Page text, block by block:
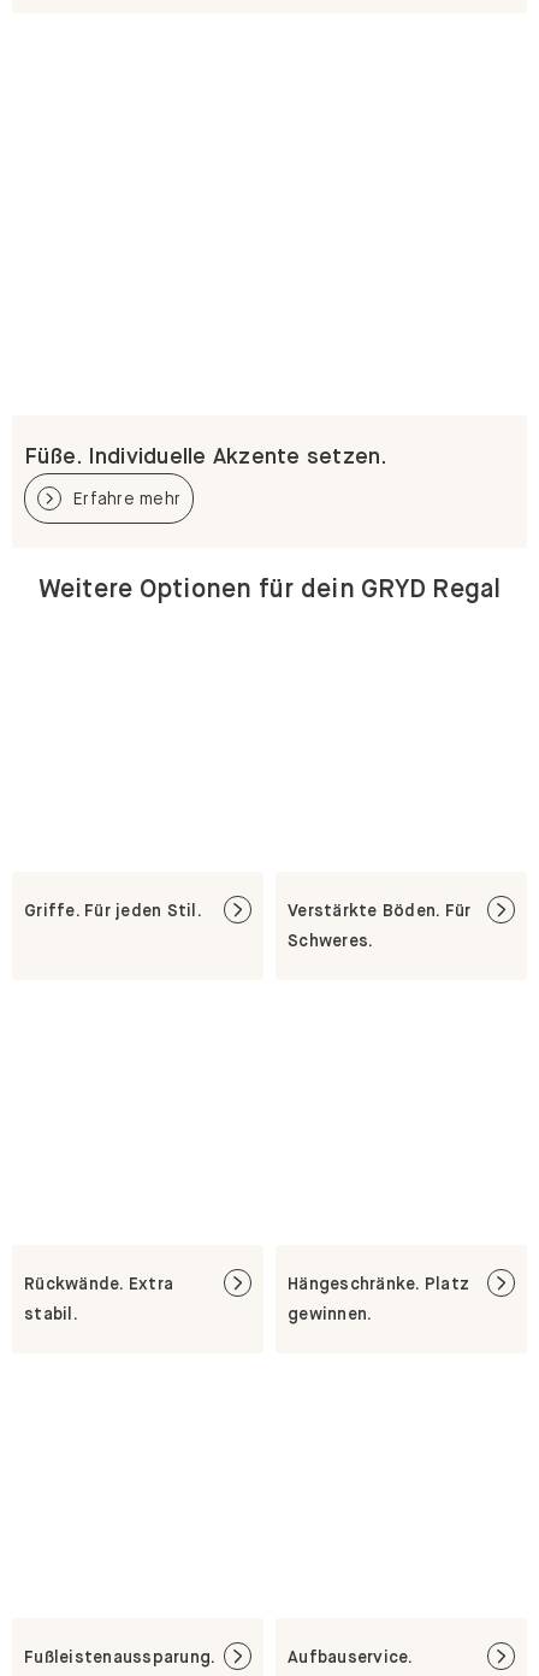
Füße. Individuelle Akzente setzen.
Erfahre mehr
Weitere Optionen für dein GRYD Regal
Griffe. Für jeden Stil.
Verstärkte Böden. Für
Schweres.
Rückwände. Extra
stabil.
Hängeschränke. Platz
gewinnen.
Fußleistenaussparung.
Aufbauservice.